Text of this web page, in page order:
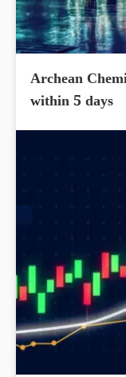
Archean
within 5 days